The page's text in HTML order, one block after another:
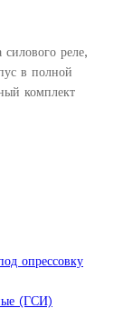
реле,
в полной
комплект
опрессовку
(ГСИ)